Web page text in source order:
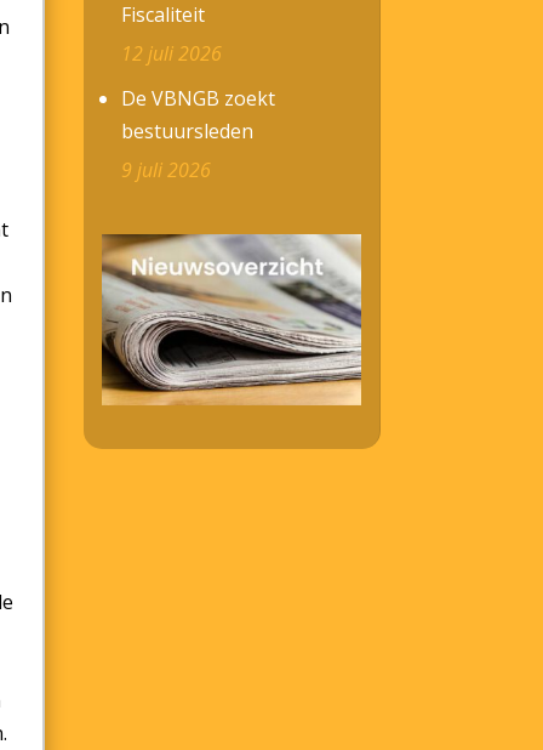
Fiscaliteit
12 juli 2026
De VBNGB zoekt
bestuursleden
9 juli 2026